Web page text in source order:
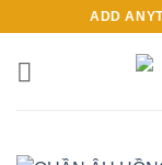
nội
ADD